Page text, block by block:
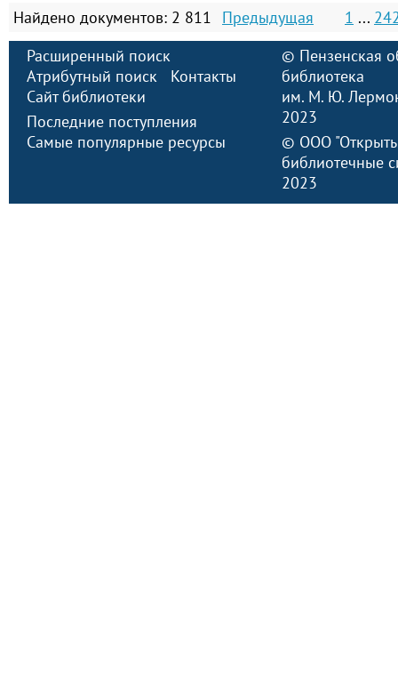
Найдено документов: 2 811 Предыдущая 1 ...
Расширенный поиск
Атрибутный поиск
Контакты
Сайт библиотеки
Последние поступления
Самые популярные ресурсы
© Пензенская
библиотека
им. М. Ю.
2023
© ООО
библиотечные
2023